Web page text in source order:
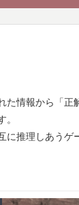
た情報から「正
に推理しあうゲ